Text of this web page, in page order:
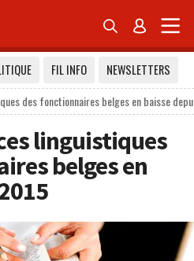
 
FIL INFO
NEWSLETTERS
des fonctionnaires belges en baisse
linguistiques
belges en